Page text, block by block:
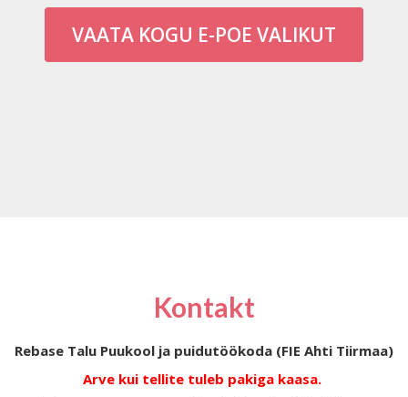
VAATA KOGU E-POE VALIKUT
Kontakt
Rebase Talu Puukool ja puidutöökoda (FIE Ahti Tiirmaa)
Arve kui tellite tuleb pakiga kaasa.